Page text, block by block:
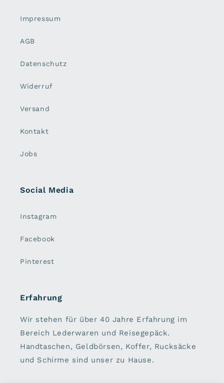
Impressum
AGB
Datenschutz
Widerruf
Versand
Kontakt
Jobs
Social Media
Instagram
Facebook
Pinterest
Erfahrung
Wir stehen für über 40 Jahre Erfahrung im
Bereich Lederwaren und Reisegepäck.
Handtaschen, Geldbörsen, Koffer, Rucksäcke
und Schirme sind unser zu Hause.